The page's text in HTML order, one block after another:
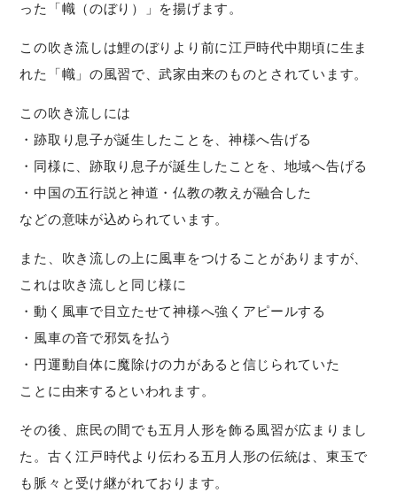
った「幟（のぼり）」を揚げます。
この吹き流しは鯉のぼりより前に江戸時代中期頃に生ま
れた「幟」の風習で、武家由来のものとされています。
この吹き流しには
・跡取り息子が誕生したことを、神様へ告げる
・同様に、跡取り息子が誕生したことを、地域へ告げる
・中国の五行説と神道・仏教の教えが融合した
などの意味が込められています。
また、吹き流しの上に風車をつけることがありますが、
これは吹き流しと同じ様に
・動く風車で目立たせて神様へ強くアピールする
・風車の音で邪気を払う
・円運動自体に魔除けの力があると信じられていた
ことに由来するといわれます。
その後、庶民の間でも五月人形を飾る風習が広まりまし
た。古く江戸時代より伝わる五月人形の伝統は、東玉で
も脈々と受け継がれております。